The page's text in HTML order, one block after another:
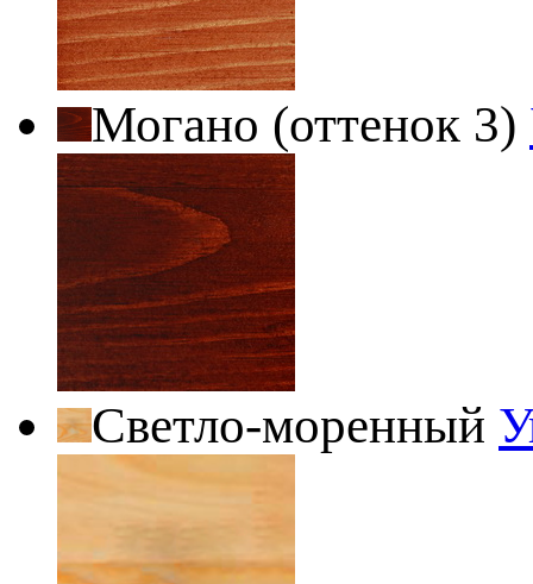
Могано (оттенок 3)
Светло-моренный